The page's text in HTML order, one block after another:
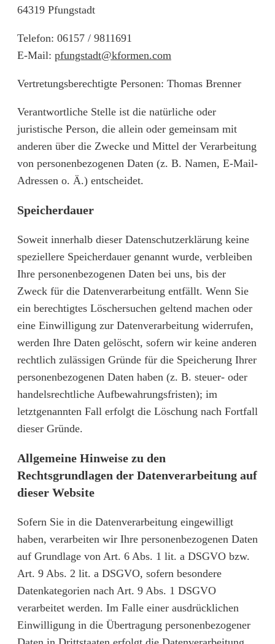
64319 Pfungstadt
Telefon: 06157 / 9811691
E-Mail: pfungstadt@kformen.com
Vertretungsberechtigte Personen: Thomas Brenner
Verantwortliche Stelle ist die natürliche oder
juristische Person, die allein oder gemeinsam mit
anderen über die Zwecke und Mittel der Verarbeitung
von personenbezogenen Daten (z. B. Namen, E-Mail-
Adressen o. Ä.) entscheidet.
Speicherdauer
Soweit innerhalb dieser Datenschutzerklärung keine
speziellere Speicherdauer genannt wurde, verbleiben
Ihre personenbezogenen Daten bei uns, bis der
Zweck für die Datenverarbeitung entfällt. Wenn Sie
ein berechtigtes Löschersuchen geltend machen oder
eine Einwilligung zur Datenverarbeitung widerrufen,
werden Ihre Daten gelöscht, sofern wir keine anderen
rechtlich zulässigen Gründe für die Speicherung Ihrer
personenbezogenen Daten haben (z. B. steuer- oder
handelsrechtliche Aufbewahrungsfristen); im
letztgenannten Fall erfolgt die Löschung nach Fortfall
dieser Gründe.
Allgemeine Hinweise zu den
Rechtsgrundlagen der Datenverarbeitung auf
dieser Website
Sofern Sie in die Datenverarbeitung eingewilligt
haben, verarbeiten wir Ihre personenbezogenen Daten
auf Grundlage von Art. 6 Abs. 1 lit. a DSGVO bzw.
Art. 9 Abs. 2 lit. a DSGVO, sofern besondere
Datenkategorien nach Art. 9 Abs. 1 DSGVO
verarbeitet werden. Im Falle einer ausdrücklichen
Einwilligung in die Übertragung personenbezogener